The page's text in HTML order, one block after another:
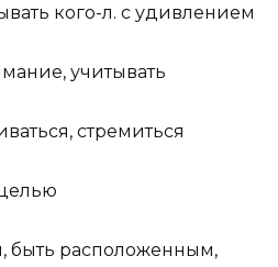
кого-л. с удивлением
учитывать
стремиться
быть расположенным,